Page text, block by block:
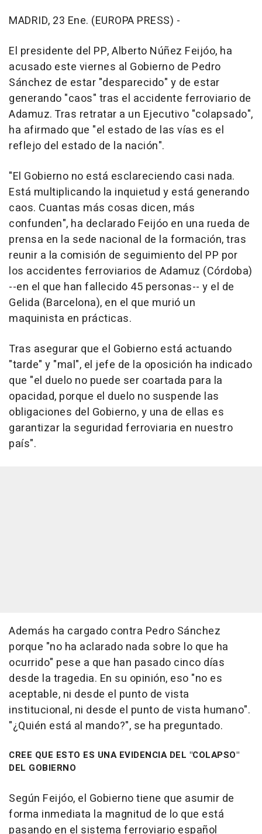
MADRID, 23 Ene. (EUROPA PRESS) -
El presidente del PP, Alberto Núñez Feijóo, ha
acusado este viernes al Gobierno de Pedro
Sánchez de estar "desparecido" y de estar
generando "caos" tras el accidente ferroviario de
Adamuz. Tras retratar a un Ejecutivo "colapsado",
ha afirmado que "el estado de las vías es el
reflejo del estado de la nación".
"El Gobierno no está esclareciendo casi nada.
Está multiplicando la inquietud y está generando
caos. Cuantas más cosas dicen, más
confunden", ha declarado Feijóo en una rueda de
prensa en la sede nacional de la formación, tras
reunir a la comisión de seguimiento del PP por
los accidentes ferroviarios de Adamuz (Córdoba)
--en el que han fallecido 45 personas-- y el de
Gelida (Barcelona), en el que murió un
maquinista en prácticas.
Tras asegurar que el Gobierno está actuando
"tarde" y "mal", el jefe de la oposición ha indicado
que "el duelo no puede ser coartada para la
opacidad, porque el duelo no suspende las
obligaciones del Gobierno, y una de ellas es
garantizar la seguridad ferroviaria en nuestro
país".
Además ha cargado contra Pedro Sánchez
porque "no ha aclarado nada sobre lo que ha
ocurrido" pese a que han pasado cinco días
desde la tragedia. En su opinión, eso "no es
aceptable, ni desde el punto de vista
institucional, ni desde el punto de vista humano".
"¿Quién está al mando?", se ha preguntado.
CREE QUE ESTO ES UNA EVIDENCIA DEL "COLAPSO"
DEL GOBIERNO
Según Feijóo, el Gobierno tiene que asumir de
forma inmediata la magnitud de lo que está
pasando en el sistema ferroviario español